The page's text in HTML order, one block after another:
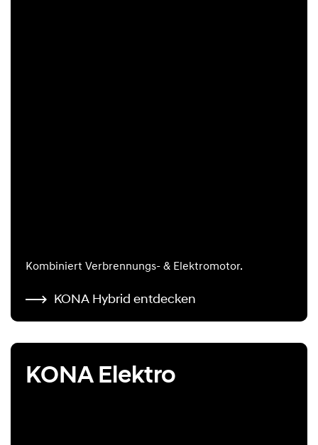
Kombiniert Verbrennungs- & Elektromotor.
KONA Hybrid entdecken
KONA Elektro